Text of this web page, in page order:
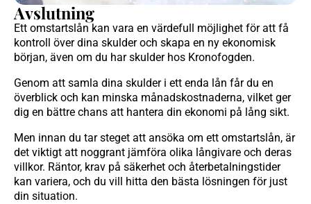
Avslutning
Ett omstartslån kan vara en värdefull möjlighet för att få
kontroll över dina skulder och skapa en ny ekonomisk
början, även om du har skulder hos Kronofogden.
Genom att samla dina skulder i ett enda lån får du en
överblick och kan minska månadskostnaderna, vilket ger
dig en bättre chans att hantera din ekonomi på lång sikt.
Men innan du tar steget att ansöka om ett omstartslån, är
det viktigt att noggrant jämföra olika långivare och deras
villkor. Räntor, krav på säkerhet och återbetalningstider
kan variera, och du vill hitta den bästa lösningen för just
din situation.